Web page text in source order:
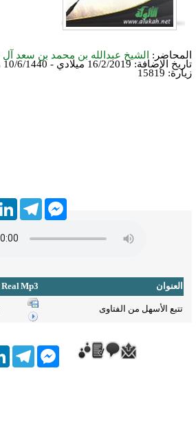
المحاضر:
الشيخ عبدالله بن محمد بن سعد آل
تاريخ الإضافة: 16/2/2019 ميلادي - 10/6/1440 هجري
زيارة: 15819
Messenger
العنوان Mp3
Real
تتبع الأسهل من الفتاوى
Messenger